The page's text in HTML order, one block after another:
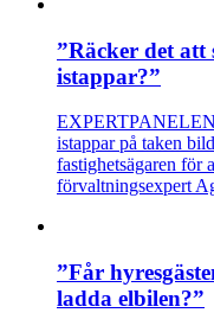
”Räcker det
istappar?”
istappar på taken
fastighetsägaren för
förvaltningsexpert
”Får
ladda elbilen?”